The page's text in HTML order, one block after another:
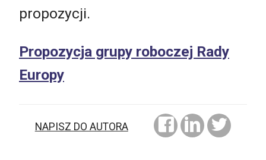
propozycji.
Propozycja grupy roboczej Rady
Europy
NAPISZ DO AUTORA